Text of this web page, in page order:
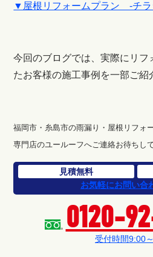
▼屋根リフォームプラン -チラ
今回のブログでは、実際にリフ
たお客様の施工事例を一部ご紹
福岡市・糸島市の雨漏り・屋根リフォ
専門店のユールーフへご連絡お待ちし
見積無料
お気軽にお問い合
0120-
受付時間9:00